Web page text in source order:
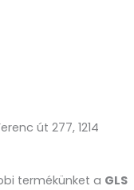
út 277, 1214
termékünket a GLS